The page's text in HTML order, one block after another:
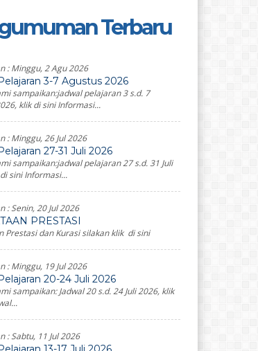
Terbaru
:Minggu, 2 Agu 2026
3-7 Agustus 2026
sampaikan:jadwal pelajaran 3 s.d. 7
klik di sini Informasi...
:Minggu, 26 Jul 2026
27-31 Juli 2026
sampaikan:jadwal pelajaran 27 s.d. 31 Juli
sini Informasi...
:Senin, 20 Jul 2026
PRESTASI
Prestasi dan Kurasi silakan klik di sini
:Minggu, 19 Jul 2026
20-24 Juli 2026
sampaikan: Jadwal 20 s.d. 24 Juli 2026, klik
:Sabtu, 11 Jul 2026